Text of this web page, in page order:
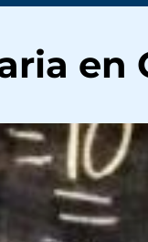
en